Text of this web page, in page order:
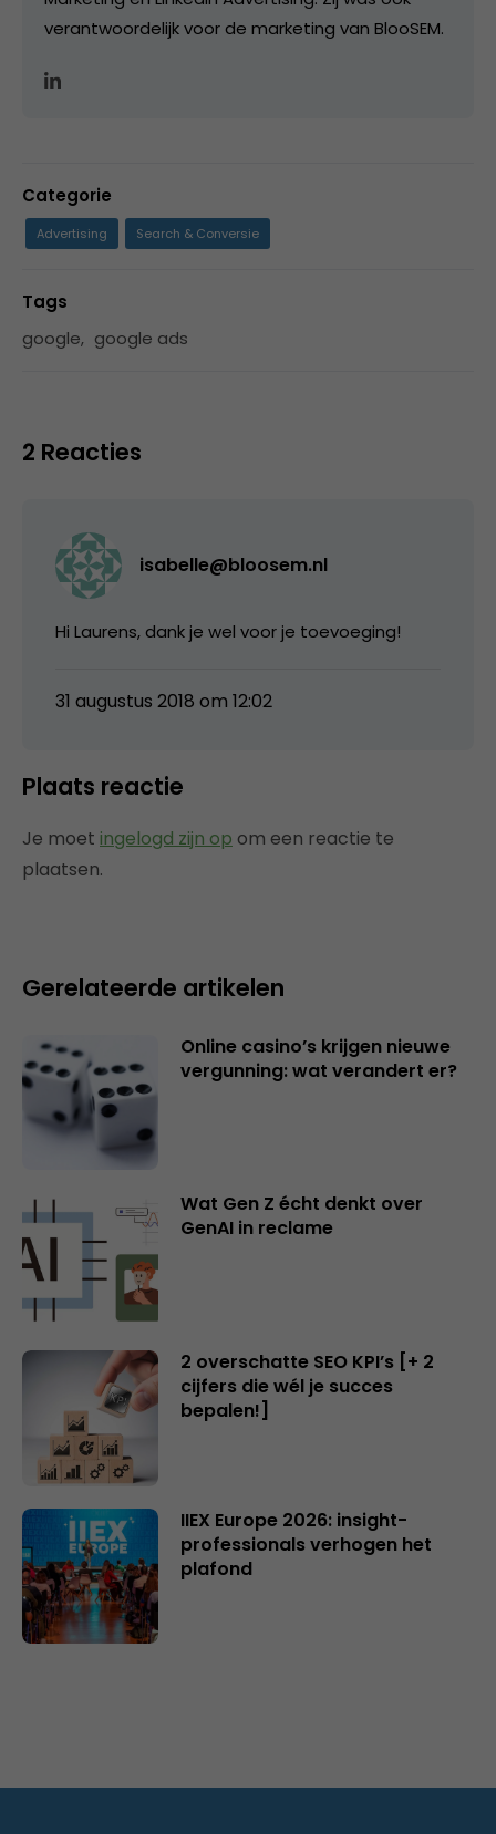
verantwoordelijk voor de marketing van BlooSEM.
Categorie
Advertising Search & Conversie
Tags
google, google ads
2 Reacties
isabelle@bloosem.nl
Hi Laurens, dank je wel voor je toevoeging!
31 augustus 2018 om 12:02
Plaats reactie
Je moet ingelogd zijn op om een reactie te
plaatsen.
Gerelateerde artikelen
Online casino’s krijgen nieuwe
vergunning: wat verandert er?
Wat Gen Z écht denkt over
GenAI in reclame
2 overschatte SEO KPI’s [+ 2
cijfers die wél je succes
bepalen!]
IIEX Europe 2026: insight-
professionals verhogen het
plafond